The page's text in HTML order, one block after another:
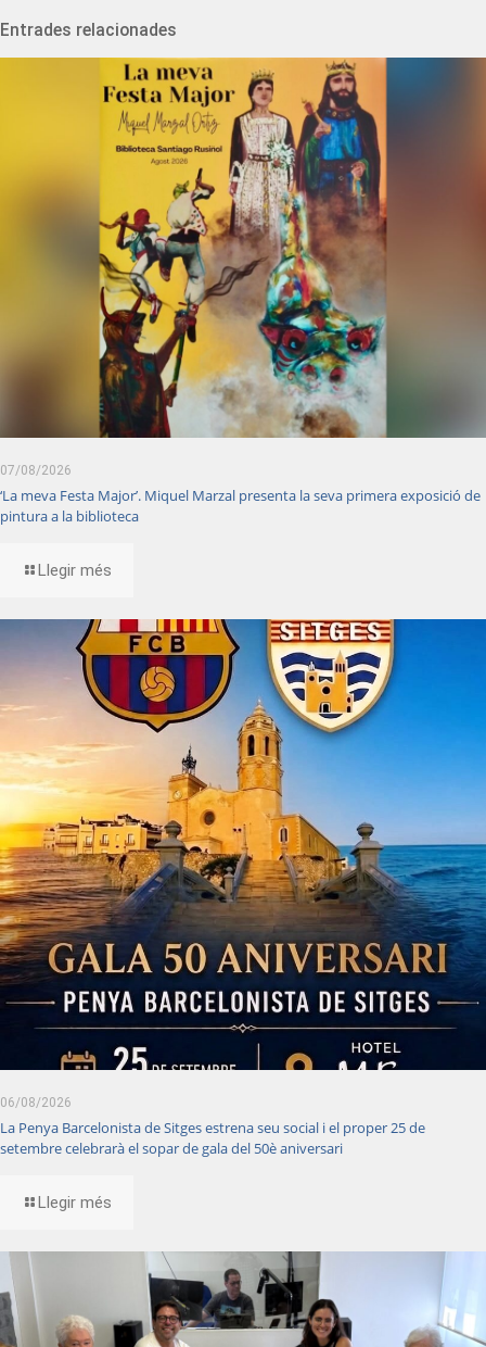
Entrades relacionades
07/08/2026
‘La meva Festa Major’. Miquel Marzal presenta la seva primera exposició de
pintura a la biblioteca
Llegir més
06/08/2026
La Penya Barcelonista de Sitges estrena seu social i el proper 25 de
setembre celebrarà el sopar de gala del 50è aniversari
Llegir més